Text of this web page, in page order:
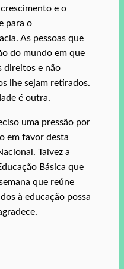
e o
para o
As pessoas que
do mundo em que
direitos e não
lhe sejam retirados.
é outra.
uma pressão por
em favor desta
Talvez a
Básica que
que reúne
à educação possa